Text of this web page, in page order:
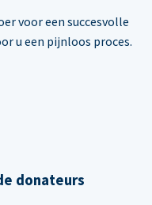
voor een succesvolle
u een pijnloos proces.
donateurs